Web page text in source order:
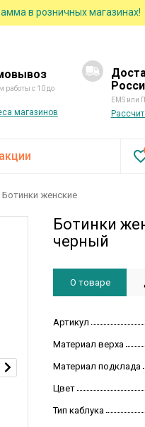
в розничных магазинах!
работы с 10 до
магазинов
EMS или
Ботинки женские
Ботинки
черный
О товаре
Артикул
Материал верха
Материал подклада
Цвет
Тип каблука